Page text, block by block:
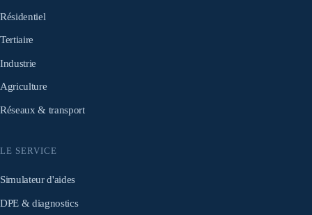
Résidentiel
Tertiaire
Industrie
Agriculture
Réseaux & transport
LE SERVICE
Simulateur d'aides
DPE & diagnostics